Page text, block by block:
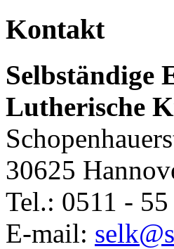
Kontakt
Selbständige
Lutherische
30625
Tel.: 0511 -
E-mail: